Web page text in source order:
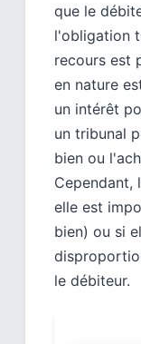
que le
l'obligation
recours est
en nature
un intérêt
un tribunal
bien ou
Cependant,
elle est
bien) ou si
le débiteur.